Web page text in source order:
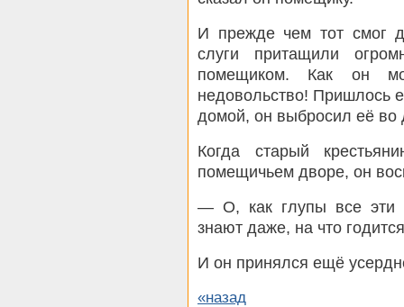
И прежде чем тот смог
слуги притащили
помещиком. Как он
недовольство! Пришлось
домой, он выбросил её во
Когда старый
помещичьем дворе, он
— О, как глупы все эти
знают даже, на что
И он принялся ещё
«назад